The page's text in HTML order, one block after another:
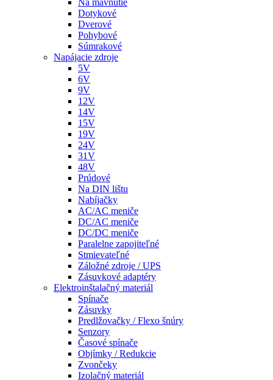
Na mávnutie
Dotykové
Dverové
Pohybové
Súmrakové
Napájacie zdroje
5V
6V
9V
12V
14V
15V
19V
24V
31V
48V
Prúdové
Na DIN lištu
Nabíjačky
AC/AC meniče
DC/AC meniče
DC/DC meniče
Paralelne zapojiteľné
Stmievateľné
Záložné zdroje / UPS
Zásuvkové adaptéry
Elektroinštalačný materiál
Spínače
Zásuvky
Predlžovačky / Flexo šnúry
Senzory
Časové spínače
Objímky / Redukcie
Zvončeky
Izolačný materiál